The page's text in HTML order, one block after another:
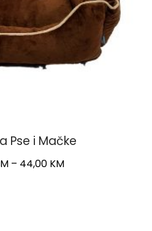
Pse i Mačke
– 44,00 KMPrice